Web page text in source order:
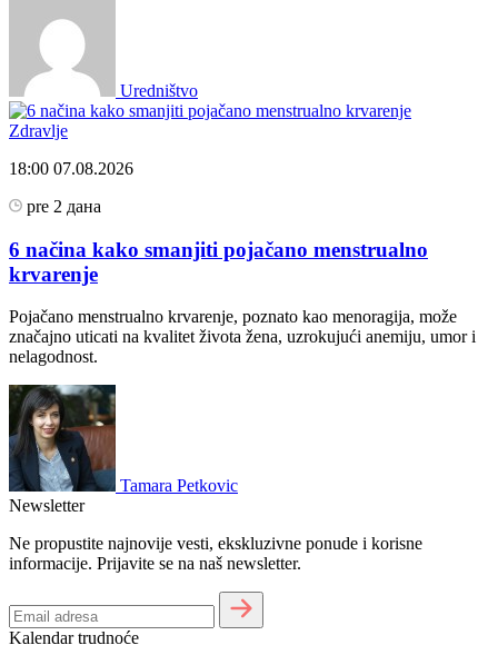
Uredništvo
Zdravlje
18:00 07.08.2026
pre 2 дана
6 načina kako smanjiti pojačano menstrualno
krvarenje
Pojačano menstrualno krvarenje, poznato kao menoragija, može
značajno uticati na kvalitet života žena, uzrokujući anemiju, umor i
nelagodnost.
Tamara Petkovic
Newsletter
Ne propustite najnovije vesti, ekskluzivne ponude i korisne
informacije. Prijavite se na naš newsletter.
Kalendar trudnoće